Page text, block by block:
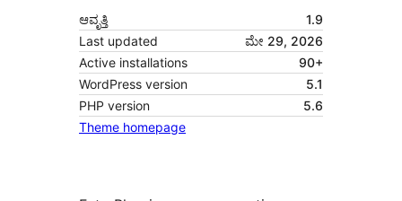
ಆವೃತ್ತಿ
1.9
Last updated
ಮೇ 29, 2026
Active installations
90+
WordPress version
5.1
PHP version
5.6
Theme homepage